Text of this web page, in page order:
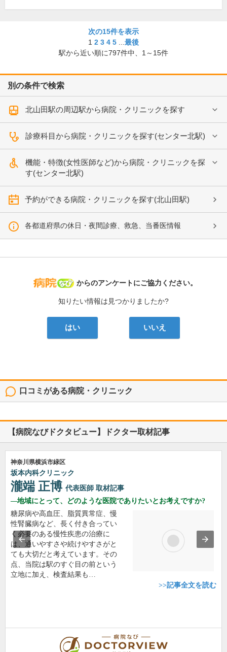
次の15件を表示
1 2 3 4 5
最後
駅から近い順に797件中、 1～15件
別の条件で検索
北山田駅の周辺駅から病院・クリニックを探す
診療科目から病院・クリニックを探す(センター北駅)
機能・特徴(女性医師など)から病院・クリニックを探
す(センター北駅)
予約ができる病院・クリニックを探す(北山田駅)
各都道府県の休日・夜間診療、救急、当番医情報
病院なび
からのアンケートにご協力ください。
知りたい情報は見つかりましたか?
はい いいえ
口コミがある病院・クリニック
【病院なびドクタビュー】ドクター取材記事
神奈川県横浜市緑区
坂本内科クリニック
瀧端 正博 代表医師 取材記事
地域にとって、どのような医院でありたいとお考えですか?
糖尿病や高血圧、脂質異常症、慢
性腎臓病など、長く付き合ってい
く必要のある慢性疾患の治療に
は、通いやすさや続けやすさがと
ても大切だと考えています。その
点、当院は駅のすぐ目の前という
立地に加え、検査結果も…
>>記事全文を読む